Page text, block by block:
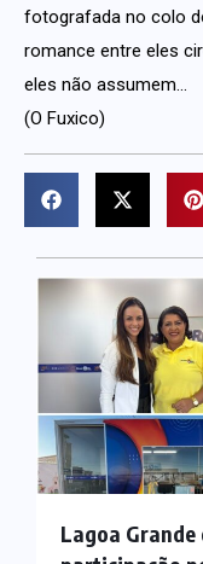
fotografada no colo
romance entre eles
eles não assumem…
(O Fuxico)
Lagoa Grande